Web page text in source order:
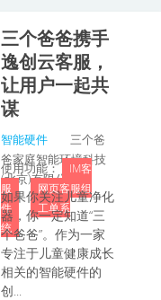
三个爸爸携手
逸创云客服，
让用户一起共
谋
智能硬件
三个爸
爸家庭智能环境科技
(北京)有限公司
使用功能： IM客
服
网页客服组
件
工单系
统
如果你关注儿童净化
器，你一定知道“三
个爸爸”。作为一家
专注于儿童健康成长
相关的智能硬件的
创...